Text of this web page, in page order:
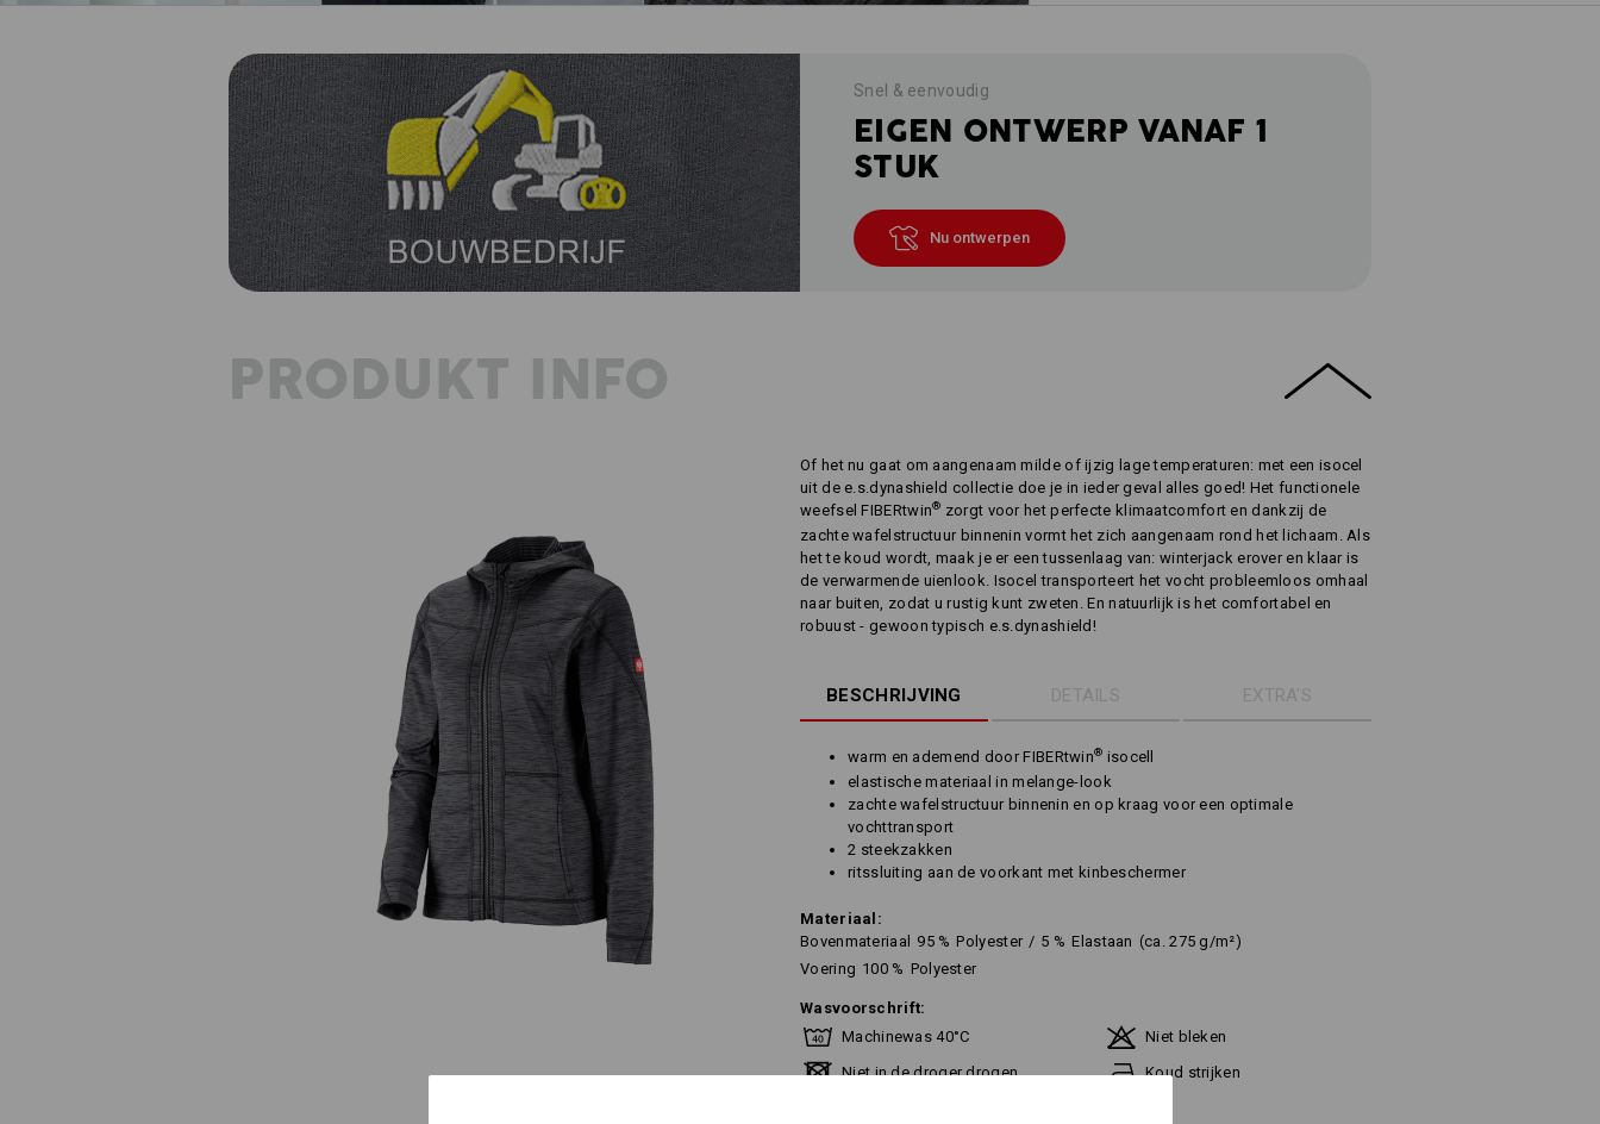
Snel & eenvoudig
EIGEN ONTWERP VANAF 1
STUK
Nu ontwerpen
PRODUKT INFO
Of het nu gaat om aangenaam milde of ijzig lage temperaturen: met een isocel
uit de e.s.dynashield collectie doe je in ieder geval alles goed! Het functionele
weefsel FIBERtwin® zorgt voor het perfecte klimaatcomfort en dankzij de
zachte wafelstructuur binnenin vormt het zich aangenaam rond het lichaam. Als
het te koud wordt, maak je er een tussenlaag van: winterjack erover en klaar is
de verwarmende uienlook. Isocel transporteert het vocht probleemloos omhaal
naar buiten, zodat u rustig kunt zweten. En natuurlijk is het comfortabel en
robuust - gewoon typisch e.s.dynashield!
BESCHRIJVING DETAILS EXTRA'S
warm en ademend door FIBERtwin® isocell
elastische materiaal in melange-look
zachte wafelstructuur binnenin en op kraag voor een optimale
vochttransport
2 steekzakken
ritssluiting aan de voorkant met kinbeschermer
Materiaal:
Bovenmateriaal
95% Polyester / 5 % Elastaan (ca. 275 g/m²)
Voering 100 % Polyester
Wasvoorschrift:
Machinewas 40°C
Niet bleken
Niet in de droger drogen
Koud strijken